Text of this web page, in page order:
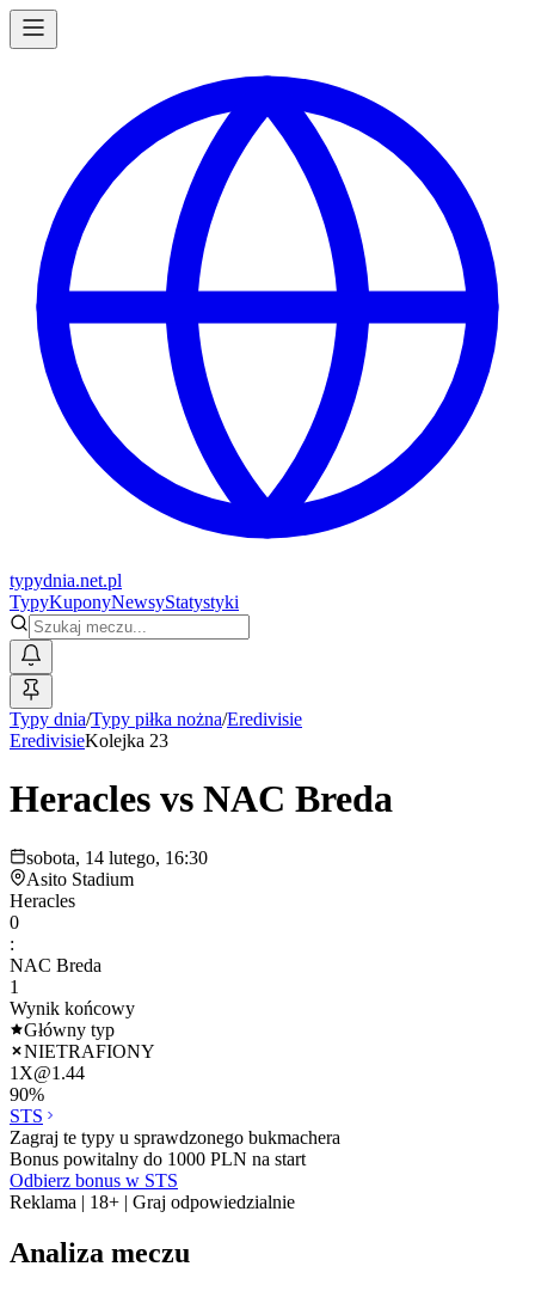
typydnia.net.pl
TypyKuponyNewsyStatystyki
Typy dnia/Typy piłka nożna/Eredivisie
EredivisieKolejka 23
Heracles vs NAC Breda
sobota, 14 lutego, 16:30
Asito Stadium
Heracles
0
:
NAC Breda
1
Wynik końcowy
Główny typ
NIETRAFIONY
1X@1.44
90%
STS
Zagraj te typy u sprawdzonego bukmachera
Bonus powitalny do 1000 PLN na start
Odbierz bonus w STS
Reklama | 18+ | Graj odpowiedzialnie
Analiza meczu